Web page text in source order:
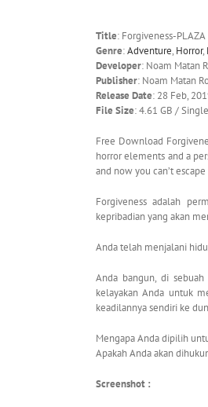
Title: Forgiveness-PLAZA
Genre:Adventure, Horror,
Developer: Noam Matan
Publisher: Noam Matan
Release Date: 28 Feb,
File Size: 4.61 GB /
Free Download
horror elements and a
and now you can’t
Forgiveness adalah
kepribadian yang akan
Anda telah menjalani
Anda bangun, di
kelayakan Anda untuk
keadilannya sendiri ke
Mengapa Anda dipilih
Apakah Anda akan
Screenshot :